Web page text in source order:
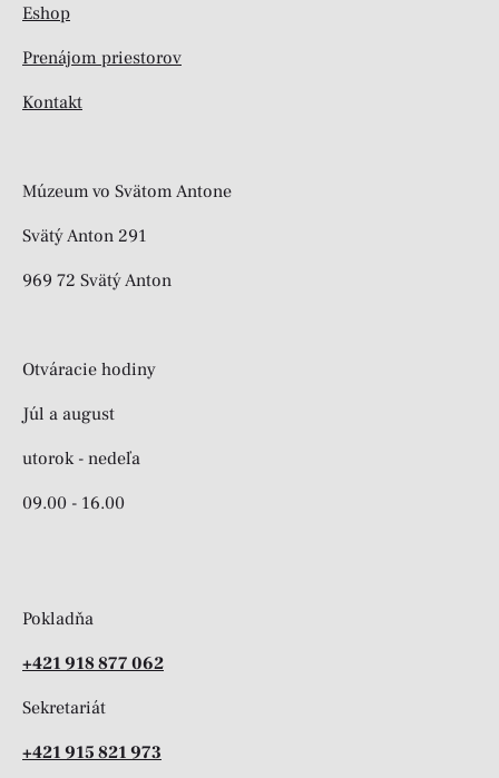
Eshop
Prenájom priestorov
Kontakt
Múzeum vo Svätom Antone
Svätý Anton 291
969 72 Svätý Anton
Otváracie hodiny
Júl a august
utorok - nedeľa
09.00 - 16.00
Pokladňa
+421 918 877 062
Sekretariát
+421 915 821 973